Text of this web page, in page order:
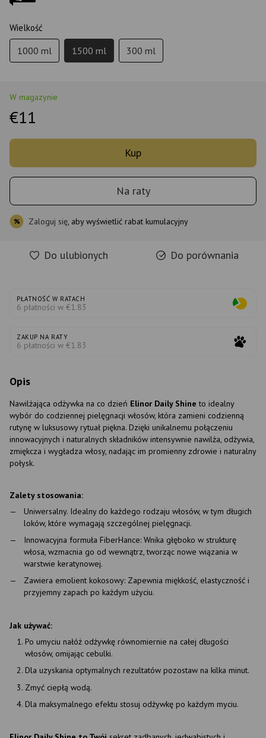
Wielkość
1000 ml 1500 ml 300 ml
W magazynie
€11
Kup
Na raty
% Zaloguj się , aby wyświetlić rabat kumulacyjny
Do ulubionych Do porównania
PŁATNOŚĆ W RATACH
6 płatności w €1.83
ZAKUP NA RATY
6 płatności w €1.83
Opis
Nawilżająca odżywka na co dzień Elinor Daily Shine to idealny
wybór do codziennej pielęgnacji włosów, która zamieni codzienną
rutynę w luksusowy rytuał piękna. Dzięki unikalnemu połączeniu
innowacyjnych i naturalnych składników intensywnie nawilża, odżywia,
zmiękcza i wygładza włosy, nadając im promienny zdrowie i naturalny
połysk.
Zalety stosowania:
Uniwersalny. Idealny do każdego rodzaju włosów, w tym długich
loków, które wymagają szczególnej pielęgnacji.
Innowacyjna formuła FiberHance: Wnika głęboko w strukturę
włosa, wzmacnia go od wewnątrz, tworząc nowe wiązania w
warstwie keratynowej.
Zawiera emolient kokosowy: Zapewnia miękkość, elastyczność i
przyjemny zapach po każdym użyciu.
Jak używać:
Po umyciu nałóż odżywkę równomiernie na całej długości
włosów, omijając cebulki.
Dla uzyskania optymalnych rezultatów pozostaw na kilka minut.
Zmyć ciepłą wodą.
Dla maksymalnego efektu stosuj odżywkę po każdym myciu.